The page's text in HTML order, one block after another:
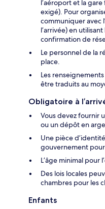
l’aéroport et la
exigé). Pour
communiquer avec
l’arrivée) en
confirmation de
Le personnel de la
place.
Les
être traduits au
Obligatoire à
Vous devez fournir
ou un dépôt en
Une pièce
gouvernement
L’âge minimal pour
Des lois locales
chambres pour les
Enfants